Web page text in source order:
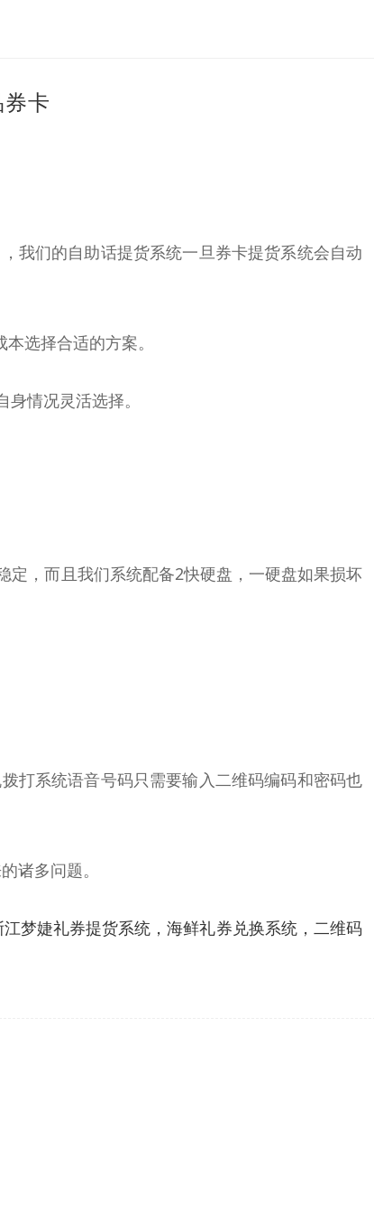
卡
我们的自助话提货系统一旦券卡提货系统会自动
选择合适的方案。
情况灵活选择。
定，而且我们系统配备2快硬盘，一硬盘如果损坏
打系统语音号码只需要输入二维码编码和密码也
诸多问题。
梦婕礼券提货系统，海鲜礼券兑换系统，二维码